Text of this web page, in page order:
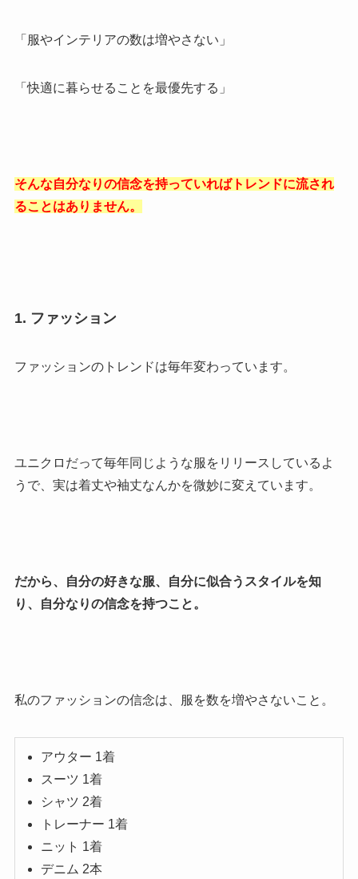
「服やインテリアの数は増やさない」
「快適に暮らせることを最優先する」
そんな自分なりの信念を持っていればトレンドに流され
ることはありません。
1. ファッション
ファッションのトレンドは毎年変わっています。
ユニクロだって毎年同じような服をリリースしているよ
うで、実は着丈や袖丈なんかを微妙に変えています。
だから、自分の好きな服、自分に似合うスタイルを知
り、自分なりの信念を持つこと。
私のファッションの信念は、服を数を増やさないこと。
アウター 1着
スーツ 1着
シャツ 2着
トレーナー 1着
ニット 1着
デニム 2本